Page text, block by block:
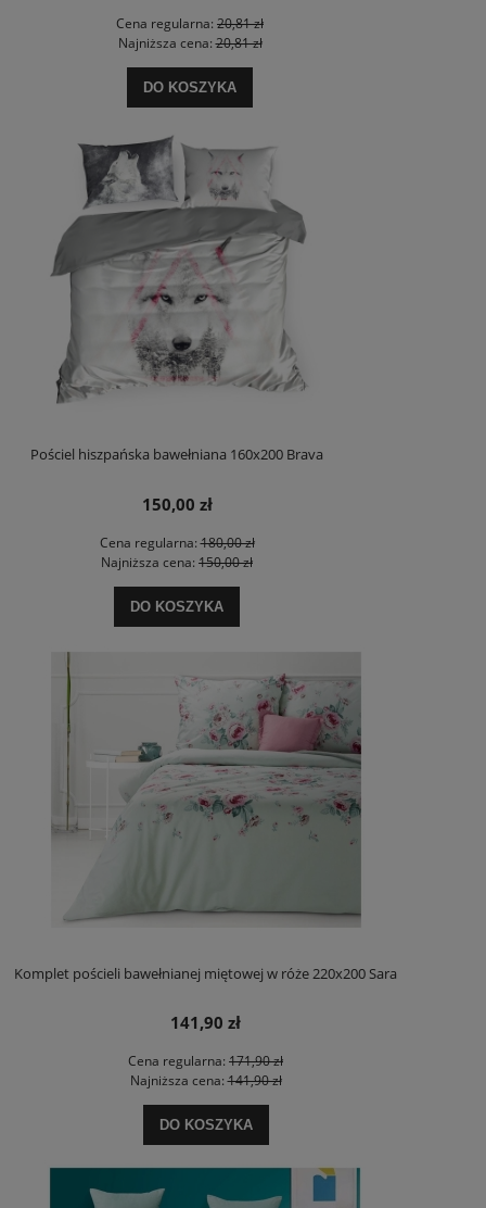
Cena regularna: 20,81 zł
Najniższa cena:20,81 zł
DO KOSZYKA
Pościel hiszpańska bawełniana 160x200 Brava
150,00 zł
Cena regularna:180,00 zł
Najniższa cena: 150,00 zł
DO KOSZYKA
Komplet pościeli bawełnianej miętowej w róże 220x200 Sara
141,90 zł
Cena regularna: 171,90 zł
Najniższa cena:141,90 zł
DO KOSZYKA